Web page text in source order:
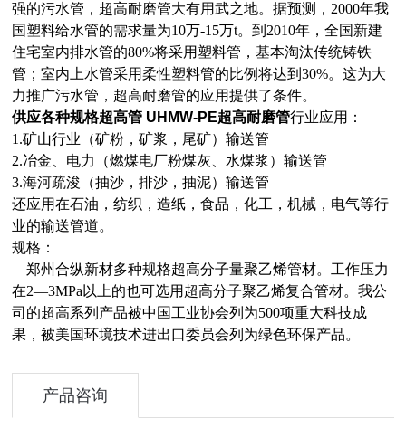
强的污水管，超高耐磨管大有用武之地。据预测，2000年我
国塑料给水管的需求量为10万-15万t。到2010年，全国新建
住宅室内排水管的80%将采用塑料管，基本淘汰传统铸铁
管；室内上水管采用柔性塑料管的比例将达到30%。这为大
力推广污水管，超高耐磨管的应用提供了条件。
供应各种规格超高管 UHMW-PE超高耐磨管行业应用：
1.矿山行业（矿粉，矿浆，尾矿）输送管
2.冶金、电力（燃煤电厂粉煤灰、水煤浆）输送管
3.海河疏浚（抽沙，排沙，抽泥）输送管
还应用在石油，纺织，造纸，食品，化工，机械，电气等行
业的输送管道。
规格：
郑州合纵新材多种规格超高分子量聚乙烯管材。工作压力
在2—3MPa以上的也可选用超高分子聚乙烯复合管材。我公
司的超高系列产品被中国工业协会列为500项重大科技成
果，被美国环境技术进出口委员会列为绿色环保产品。
产品咨询